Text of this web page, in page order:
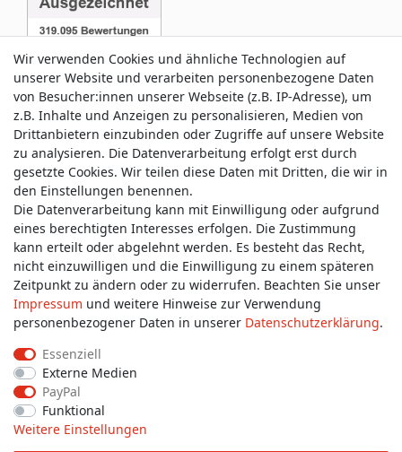
Service & Kontakt
Wünschen Sie einen Rückruf?
service@allmyclothes.de
Schreiben Sie uns:
service@allmyclothes.de
Impressum
Widerrufs­recht
Wir verwenden Cookies und ähnliche Technologien auf
unserer Website und verarbeiten personenbezogene Daten
von Besucher:innen unserer Webseite (z.B. IP-Adresse), um
z.B. Inhalte und Anzeigen zu personalisieren, Medien von
Drittanbietern einzubinden oder Zugriffe auf unsere Website
zu analysieren. Die Datenverarbeitung erfolgt erst durch
gesetzte Cookies. Wir teilen diese Daten mit Dritten, die wir in
den Einstellungen benennen.
Die Datenverarbeitung kann mit Einwilligung oder aufgrund
eines berechtigten Interesses erfolgen. Die Zustimmung
kann erteilt oder abgelehnt werden. Es besteht das Recht,
nicht einzuwilligen und die Einwilligung zu einem späteren
Zeitpunkt zu ändern oder zu widerrufen. Beachten Sie unser
Impressum und weitere Hinweise zur Verwendung
personenbezogener Daten in unserer Daten­schutz­erklärung.
Essenziell
Externe Medien
PayPal
Funktional
Weitere Einstellungen